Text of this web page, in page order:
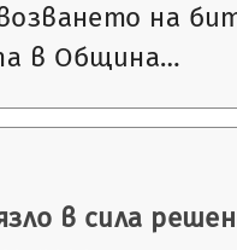
на
в Община…
в сила